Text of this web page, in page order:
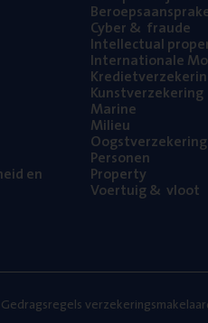
en
Cyber& fraude
Intel­lec­tu­al
Inter­na­ti­o­na­le
Kunst­ver­ze­ke­ring
Mari­ne
Mili­eu
Oogst­ver­ze­ke­ring
Per­so­nen
Pro­per­ty
Voer­tuig& vloot
Gedragsregels